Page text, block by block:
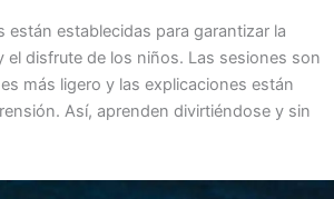
están establecidas para garantizar la
el disfrute de los niños. Las sesiones son
más ligero y las explicaciones están
Así, aprenden divirtiéndose y sin